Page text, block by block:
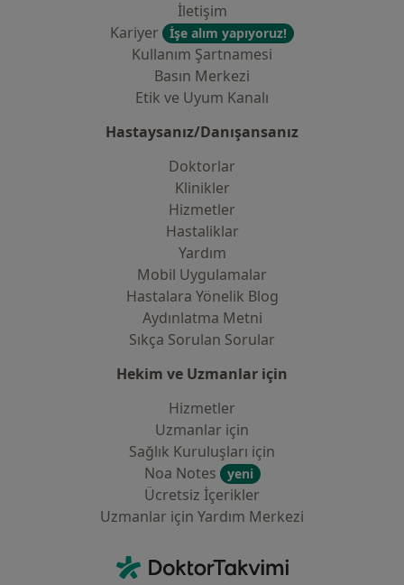
İletişim
Kariyer
İşe alım yapıyoruz!
Kullanım Şartnamesi
Basın Merkezi
Etik ve Uyum Kanalı
Hastaysanız/Danışansanız
Doktorlar
Klinikler
Hizmetler
Hastaliklar
Yardım
Mobil Uygulamalar
Hastalara Yönelik Blog
Aydınlatma Metni
Sıkça Sorulan Sorular
Hekim ve Uzmanlar için
Hizmetler
Uzmanlar için
Sağlık Kuruluşları için
Noa Notes
yeni
Ücretsiz İçerikler
Uzmanlar için Yardım Merkezi
DoktorTakvimi - Ana Sayfa